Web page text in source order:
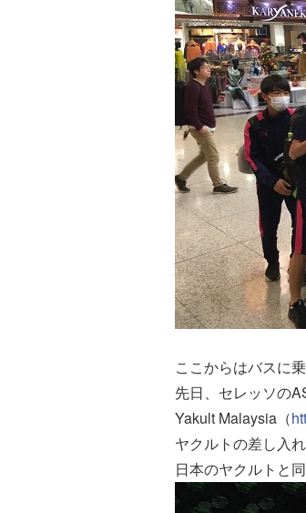
ここからはバスに
先日、セレッソの
Yakult Malaysia（
ヤクルトの差し入
日本のヤクルトと